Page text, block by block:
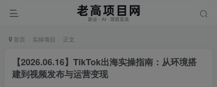
首页 实操项目 正文
【2026.06.16】TikTok出海实操指南：从环境搭
建到视频发布与运营变现